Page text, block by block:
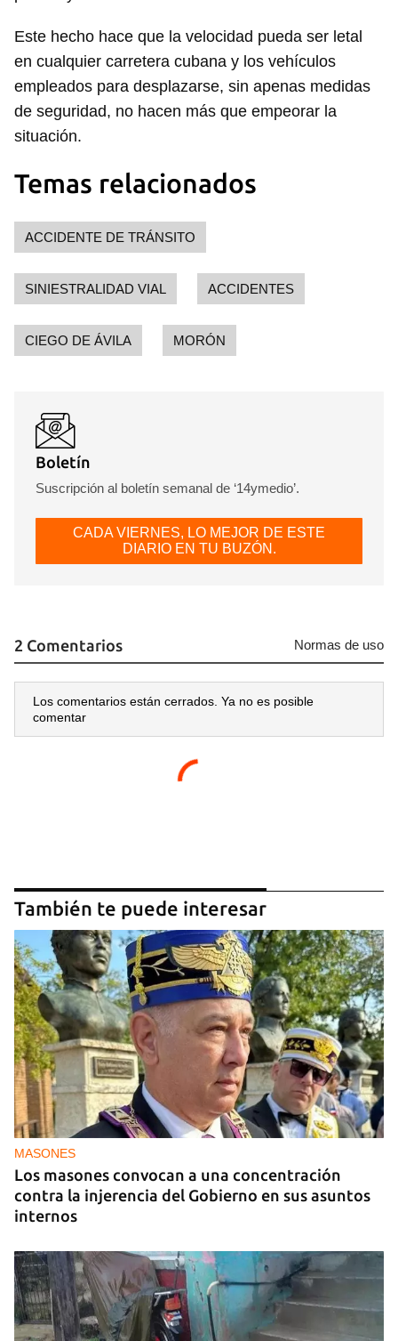
Este hecho hace que la velocidad pueda ser letal
en cualquier carretera cubana y los vehículos
empleados para desplazarse, sin apenas medidas
de seguridad, no hacen más que empeorar la
situación.
Temas relacionados
ACCIDENTE DE TRÁNSITO
SINIESTRALIDAD VIAL ACCIDENTES
CIEGO DE ÁVILA MORÓN
Boletín
Suscripción al boletín semanal de ‘14ymedio’.
CADA VIERNES, LO MEJOR DE ESTE
DIARIO EN TU BUZÓN.
2 Comentarios Normas de uso
Los comentarios están cerrados. Ya no es posible
comentar
También te puede interesar
MASONES
Los masones convocan a una concentración
contra la injerencia del Gobierno en sus asuntos
internos